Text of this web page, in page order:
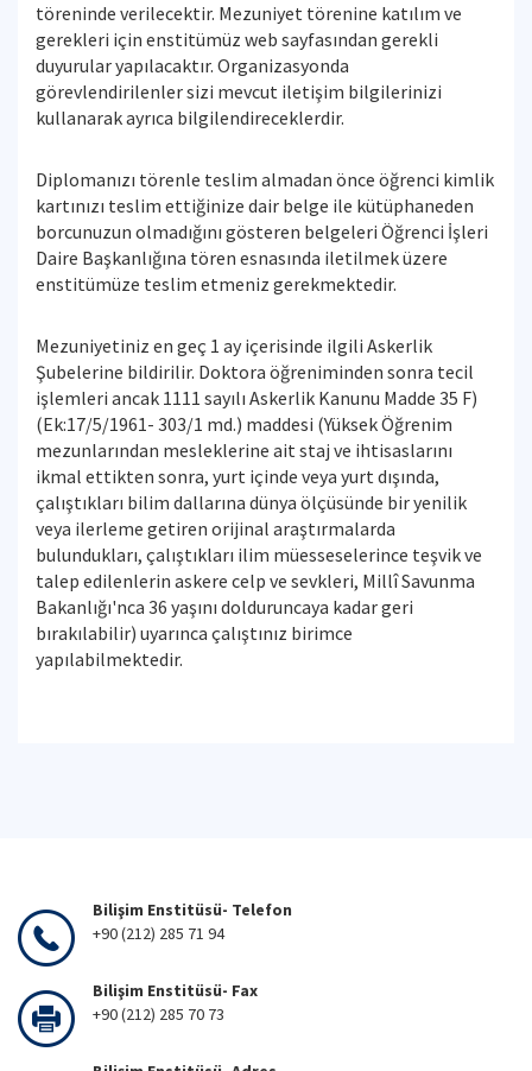
töreninde verilecektir. Mezuniyet törenine katılım ve
gerekleri için enstitümüz web sayfasından gerekli
duyurular yapılacaktır. Organizasyonda
görevlendirilenler sizi mevcut iletişim bilgilerinizi
kullanarak ayrıca bilgilendireceklerdir.
Diplomanızı törenle teslim almadan önce öğrenci kimlik
kartınızı teslim ettiğinize dair belge ile kütüphaneden
borcunuzun olmadığını gösteren belgeleri Öğrenci İşleri
Daire Başkanlığına tören esnasında iletilmek üzere
enstitümüze teslim etmeniz gerekmektedir.
Mezuniyetiniz en geç 1 ay içerisinde ilgili Askerlik
Şubelerine bildirilir. Doktora öğreniminden sonra tecil
işlemleri ancak 1111 sayılı Askerlik Kanunu Madde 35 F)
(Ek:17/5/1961- 303/1 md.) maddesi (Yüksek Öğrenim
mezunlarından mesleklerine ait staj ve ihtisaslarını
ikmal ettikten sonra, yurt içinde veya yurt dışında,
çalıştıkları bilim dallarına dünya ölçüsünde bir yenilik
veya ilerleme getiren orijinal araştırmalarda
bulundukları, çalıştıkları ilim müesseselerince teşvik ve
talep edilenlerin askere celp ve sevkleri, Millî Savunma
Bakanlığı'nca 36 yaşını dolduruncaya kadar geri
bırakılabilir) uyarınca çalıştınız birimce
yapılabilmektedir.
Bilişim Enstitüsü- Telefon
+90 (212) 285 71 94
Bilişim Enstitüsü- Fax
+90 (212) 285 70 73